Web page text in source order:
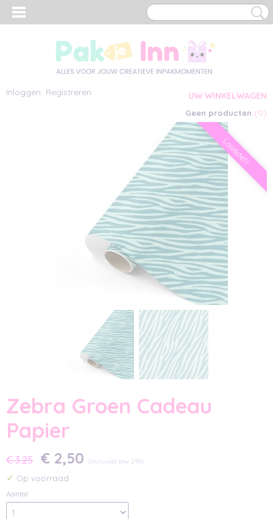
Inloggen Registreren UW WINKELWAGEN
Geen producten (0)
Laatste!!!
Zebra Groen Cadeau
Papier
€ 3,25 € 2,50 (inclusief btw 21%)
✓ Op voorraad
Aantal